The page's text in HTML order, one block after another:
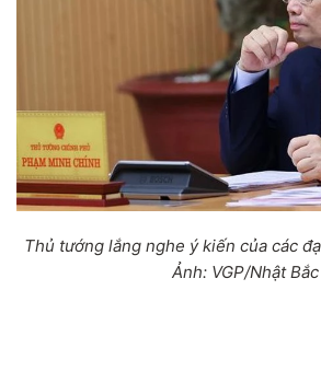
Thủ tướng lắng nghe ý kiến của các
Ảnh: VGP/Nhật Bắc